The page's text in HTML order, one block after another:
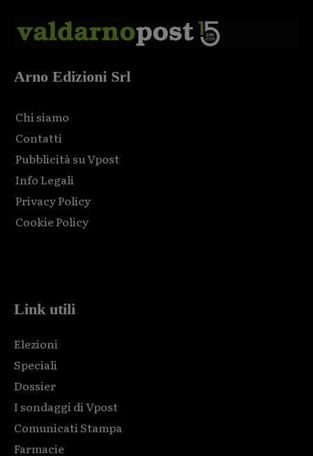
Arno Edizioni Srl
Chi siamo
Contatti
Pubblicità su Vpost
Info Legali
Privacy Policy
Cookie Policy
Link utili
Elezioni
Speciali
Dossier
I sondaggi di Vpost
Comunicati Stampa
Farmacie